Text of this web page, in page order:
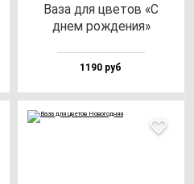
Ваза для цве­тов «С
днем рож­де­ния»
1190 руб